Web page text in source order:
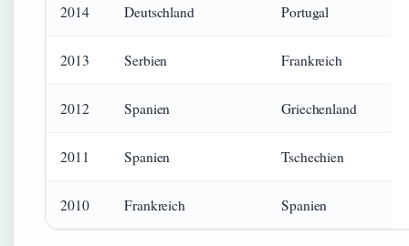
2014 Deutschland Portugal
2013 Serbien Frankreich
2012 Spanien Griechenland
2011 Spanien Tschechien
2010 Frankreich Spanien